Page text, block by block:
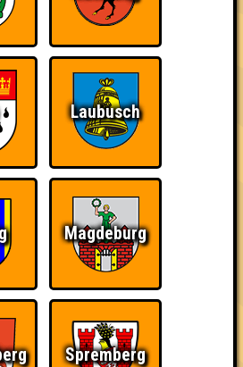
war da, vor 3000
Da-Da Da! Da-Da Da!
So kurz vorm Sieg!
Laubusch
Magdeburg
Spremberg